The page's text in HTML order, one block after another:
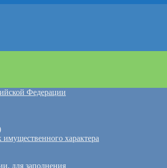
Федерации
имущественного характера
для заполнения